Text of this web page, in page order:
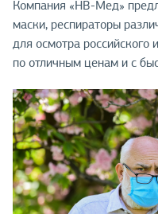
Компания «НВ-Мед»
маски, респираторы
для осмотра российского
по отличным ценам и с